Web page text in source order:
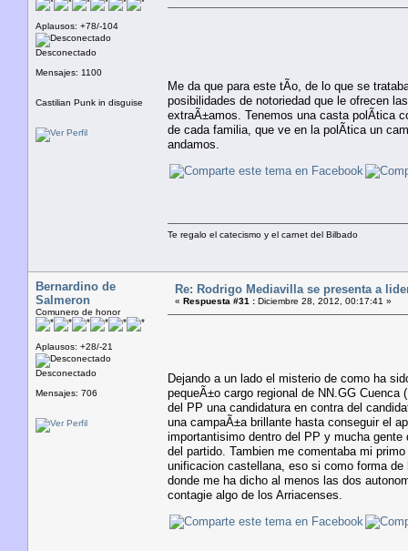
Aplausos: +78/-104
Desconectado
Mensajes: 1100
Castilian Punk in disguise
Me da que para este tÃ­o, de lo que se
posibilidades de notoriedad que le ofrecen
extraÃ±amos. Tenemos una casta polÃ­tica
de cada familia, que ve en la polÃ­tica un
andamos.
Te regalo el catecismo y el carnet del Bilbado
Bernardino de
Salmeron
Comunero de honor
Aplausos: +28/-21
Desconectado
Mensajes: 706
Re: Rodrigo Mediavilla se presenta a
« Respuesta #31 : Diciembre 28, 2012, 00:17:41 »
Dejando a un lado el misterio de como ha
pequeÃ±o cargo regional de NN.GG
del PP una candidatura en contra del
una campaÃ±a brillante hasta conseguir el
importantisimo dentro del PP y mucha
del partido. Tambien me comentaba mi
unificacion castellana, eso si como forma
donde me ha dicho al menos las dos
contagie algo de los Arriacenses.